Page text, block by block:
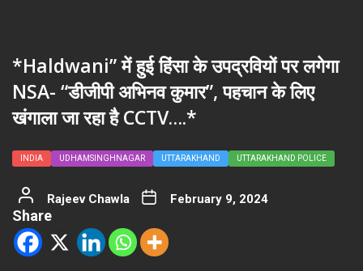
*Haldwani” में हुई हिंसा के उपद्रवियों पर लगेगा
NSA- “डीजीपी अभिनव कुमार”, पहचान के लिए
खंगाला जा रहा है CCTV….*
INDIA UDHAMSINGHNAGAR UTTARAKHAND UTTARAKHAND POLICE
Rajeev Chawla February 9, 2024
Share